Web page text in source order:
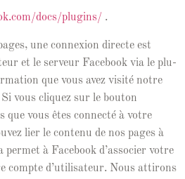
docs/plugins/ .
une con­nex­ion directe est
et le serveur Face­book via le plu­
que vous avez vis­ité notre
vous cliquez sur le bou­ton
que vous êtes con­nec­té à votre
lier le con­tenu de nos pages à
à Face­book d’as­soci­er votre
compte d’u­til­isa­teur. Nous attirons